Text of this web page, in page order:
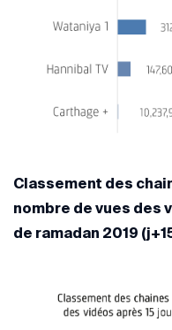
Classement des
nombre de vues des
de ramadan 2019